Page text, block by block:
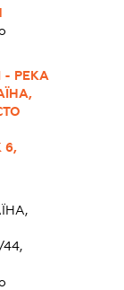
- РЕКА
6,